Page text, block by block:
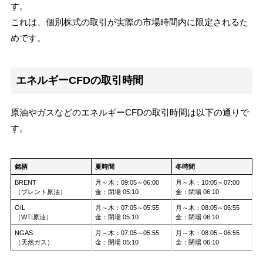
す。
これは、個別株式の取引が実際の市場時間内に限定されるた
めです。
エネルギーCFDの取引時間
原油やガスなどのエネルギーCFDの取引時間は以下の通りで
す。
銘柄 夏時間 冬時間
BRENT
（ブレント原油）
月～木：09:05～06:00
金：閉場 05:10
月～木：10:05～07:00
金：閉場 06:10
OIL
（WTI原油）
月～木：07:05～05:55
金：閉場 05:10
月～木：08:05～06:55
金：閉場 06:10
NGAS
（天然ガス）
月～木：07:05～05:55
金：閉場 05:10
月～木：08:05～06:55
金：閉場 06:10